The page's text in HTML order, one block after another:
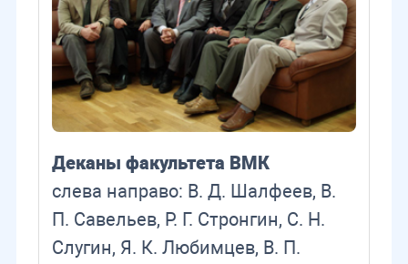
Деканы факультета ВМК
слева направо: В. Д. Шалфеев, В.
П. Савельев, Р. Г. Стронгин, С. Н.
Слугин, Я. К. Любимцев, В. П.